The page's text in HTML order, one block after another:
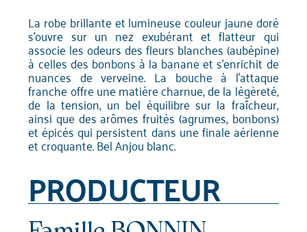
La robe brillante et lumineuse couleur jaune doré
s'ouvre sur un nez exubérant et flatteur qui
associe les odeurs des fleurs blanches (aubépine)
à celles des bonbons à la banane et s'enrichit de
nuances de verveine. La bouche à l'attaque
franche offre une matière charnue, de la légèreté,
de la tension, un bel équilibre sur la fraîcheur,
ainsi que des arômes fruités (agrumes, bonbons)
et épicés qui persistent dans une finale aérienne
et croquante. Bel Anjou blanc.
PRODUCTEUR